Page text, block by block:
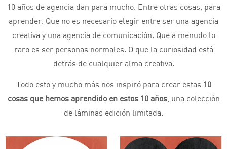
10 años de agencia dan para mucho. Entre otras cosas, para
aprender. Que no es necesario elegir entre ser una agencia
creativa y una agencia de comunicación. Que a menudo lo
raro es ser personas normales. O que la curiosidad está
detrás de cualquier alma creativa.
Todo esto y mucho más nos inspiró para crear estas 10
cosas que hemos aprendido en estos 10 años, una colección
de láminas edición limitada.